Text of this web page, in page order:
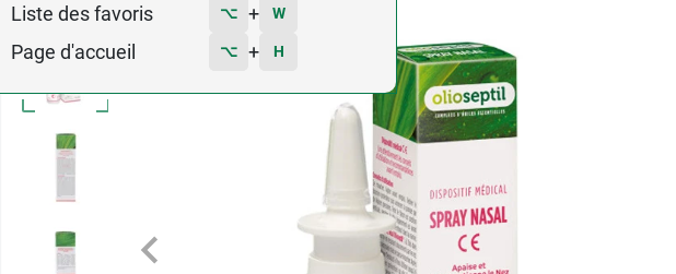
Liste des favoris ⌥ + W
Page d'accueil ⌥ + H